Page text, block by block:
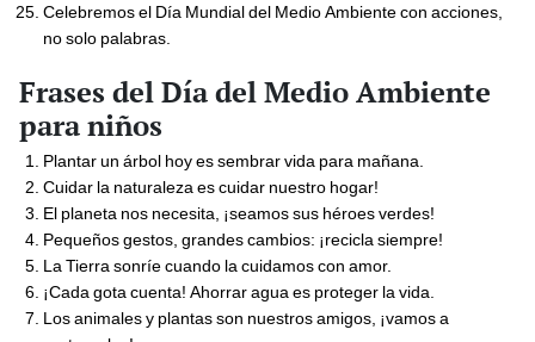
Celebremos el Día Mundial del Medio Ambiente con acciones,
no solo palabras.
Frases del Día del Medio Ambiente
para niños
Plantar un árbol hoy es sembrar vida para mañana.
Cuidar la naturaleza es cuidar nuestro hogar!
El planeta nos necesita, ¡seamos sus héroes verdes!
Pequeños gestos, grandes cambios: ¡recicla siempre!
La Tierra sonríe cuando la cuidamos con amor.
¡Cada gota cuenta! Ahorrar agua es proteger la vida.
Los animales y plantas son nuestros amigos, ¡vamos a